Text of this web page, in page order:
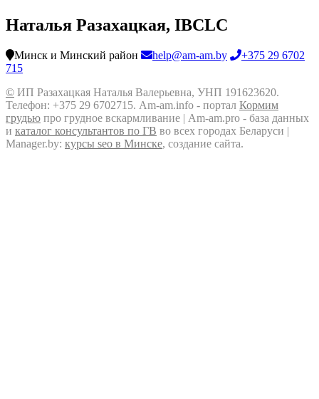
Наталья Разахацкая, IBCLC
Минск и Минский район help@am-am.by
+375 29 6702
715
© ИП Разахацкая Наталья Валерьевна, УНП 191623620.
Телефон: +375 29 6702715. Am-am.info - портал Кормим
грудью про грудное вскармливание | Am-am.pro - база данных
и каталог консультантов по ГВ во всех городах Беларуси |
Manager.by: курсы seo в Минске, создание сайта.